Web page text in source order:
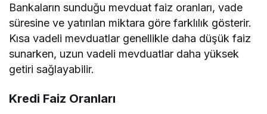
Bankaların sunduğu mevduat faiz oranları, vade
süresine ve yatırılan miktara göre farklılık gösterir.
Kısa vadeli mevduatlar genellikle daha düşük faiz
sunarken, uzun vadeli mevduatlar daha yüksek
getiri sağlayabilir.
Kredi Faiz Oranları